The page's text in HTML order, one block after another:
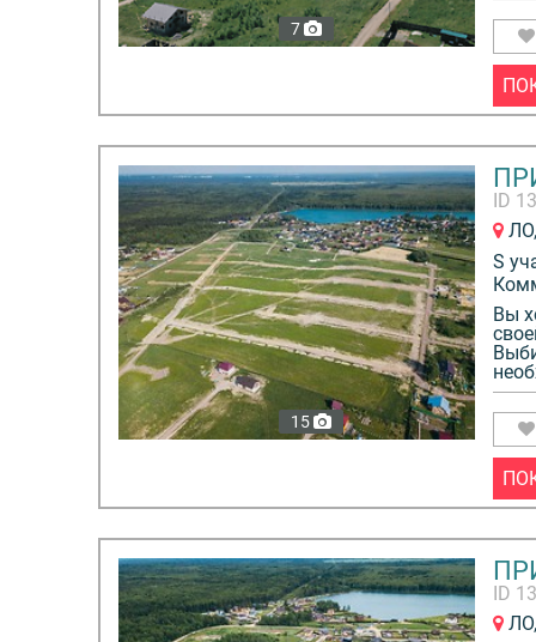
Преимущества:
- Здоровый образ жизни: спортивные площадки,
- Культурно-историческое окружение —
ансамбли: Пушкин, Павловск, Гатчина,
Ораниенбаум;
- Прекрасная природа — отдых и прогулки на
воздухе.
- Строим из кирпича
- Земля в собственности
- На границе с СПб
- Коммуникации (электричество, газ, вода,
7
15
ID
ЛО,
S
Вы
ID
ЛО,